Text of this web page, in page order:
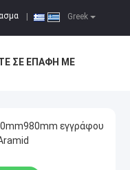
Greek
ΣΕ ΕΠΑΦΉ ΜΕ
εγγράφου